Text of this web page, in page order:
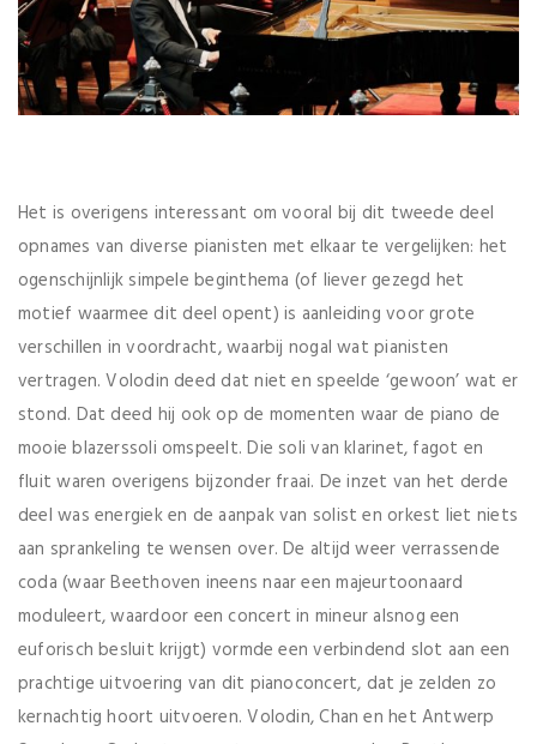
Het is overigens interessant om vooral bij dit tweede deel
opnames van diverse pianisten met elkaar te vergelijken: het
ogenschijnlijk simpele beginthema (of liever gezegd het
motief waarmee dit deel opent) is aanleiding voor grote
verschillen in voordracht, waarbij nogal wat pianisten
vertragen. Volodin deed dat niet en speelde ‘gewoon’ wat er
stond. Dat deed hij ook op de momenten waar de piano de
mooie blazerssoli omspeelt. Die soli van klarinet, fagot en
fluit waren overigens bijzonder fraai. De inzet van het derde
deel was energiek en de aanpak van solist en orkest liet niets
aan sprankeling te wensen over. De altijd weer verrassende
coda (waar Beethoven ineens naar een majeurtoonaard
moduleert, waardoor een concert in mineur alsnog een
euforisch besluit krijgt) vormde een verbindend slot aan een
prachtige uitvoering van dit pianoconcert, dat je zelden zo
kernachtig hoort uitvoeren. Volodin, Chan en het Antwerp